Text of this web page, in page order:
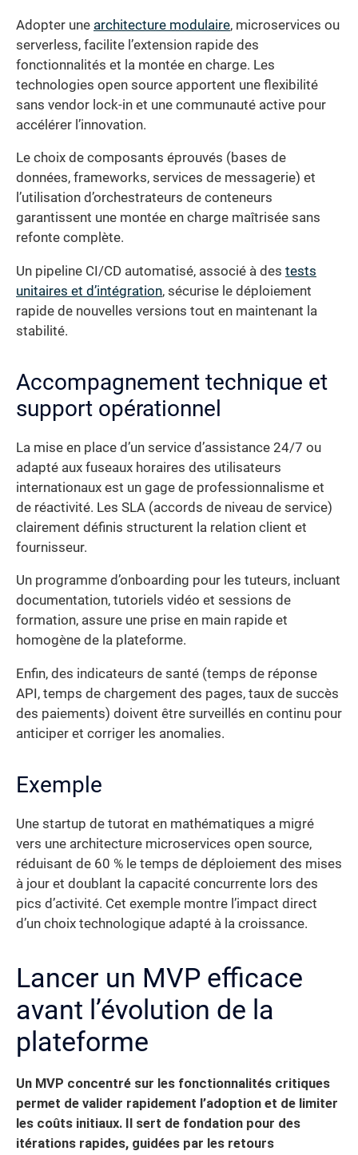
Adopter une architecture modulaire, microservices ou
serverless, facilite l’extension rapide des
fonctionnalités et la montée en charge. Les
technologies open source apportent une flexibilité
sans vendor lock-in et une communauté active pour
accélérer l’innovation.
Le choix de composants éprouvés (bases de
données, frameworks, services de messagerie) et
l’utilisation d’orchestrateurs de conteneurs
garantissent une montée en charge maîtrisée sans
refonte complète.
Un pipeline CI/CD automatisé, associé à des tests
unitaires et d’intégration, sécurise le déploiement
rapide de nouvelles versions tout en maintenant la
stabilité.
Accompagnement technique et
support opérationnel
La mise en place d’un service d’assistance 24/7 ou
adapté aux fuseaux horaires des utilisateurs
internationaux est un gage de professionnalisme et
de réactivité. Les SLA (accords de niveau de service)
clairement définis structurent la relation client et
fournisseur.
Un programme d’onboarding pour les tuteurs, incluant
documentation, tutoriels vidéo et sessions de
formation, assure une prise en main rapide et
homogène de la plateforme.
Enfin, des indicateurs de santé (temps de réponse
API, temps de chargement des pages, taux de succès
des paiements) doivent être surveillés en continu pour
anticiper et corriger les anomalies.
Exemple
Une startup de tutorat en mathématiques a migré
vers une architecture microservices open source,
réduisant de 60 % le temps de déploiement des mises
à jour et doublant la capacité concurrente lors des
pics d’activité. Cet exemple montre l’impact direct
d’un choix technologique adapté à la croissance.
Lancer un MVP efficace
avant l’évolution de la
plateforme
Un MVP concentré sur les fonctionnalités critiques
permet de valider rapidement l’adoption et de limiter
les coûts initiaux. Il sert de fondation pour des
itérations rapides, guidées par les retours